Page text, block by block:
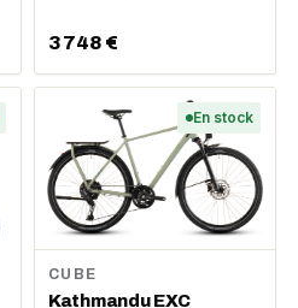
3 748 €
En stock
CUBE
Kathmandu EXC